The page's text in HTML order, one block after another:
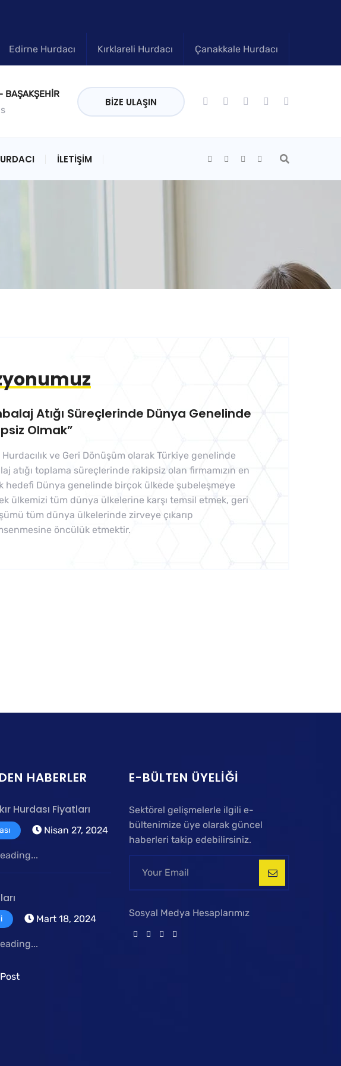
Edirne Hurdacı Kırklareli Hurdacı Çanakkale Hurdacı
BAŞAKŞEHIR
BIZE ULAŞIN
İLETIŞIM
Atığı Süreçlerinde Dünya Genelinde
Olmak”
Hurdacılık ve Geri Dönüşüm olarak Türkiye genelinde
atığı toplama süreçlerinde rakipsiz olan firmamızın en
hedefi Dünya genelinde birçok ülkede şubeleşmeye
ülkemizi tüm dünya ülkelerine karşı temsil etmek, geri
tüm dünya ülkelerinde zirveye çıkarıp
öncülük etmektir.
HABERLER
Hurdası Fiyatları
Nisan 27, 2024
Mart 18, 2024
E-BÜLTEN ÜYELIĞI
Sektörel gelişmelerle ilgili e-
bültenimize üye olarak güncel
haberleri takip edebilirsiniz.
Sosyal Medya Hesaplarımız